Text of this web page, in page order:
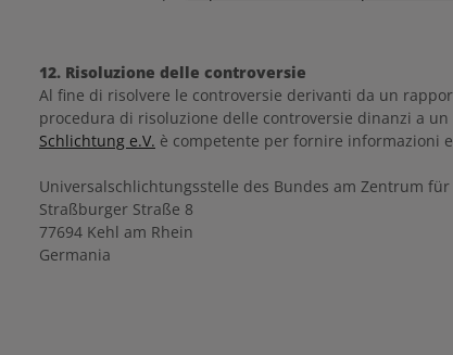
12. Risoluzione delle controversie
Al fine di risolvere le controversie derivanti da un
procedura di risoluzione delle controversie dinanzi a
Schlichtung e.V. è competente per fornire informazioni
Universalschlichtungsstelle des Bundes am Zentrum für
Straßburger Straße 8
77694 Kehl am Rhein
Germania